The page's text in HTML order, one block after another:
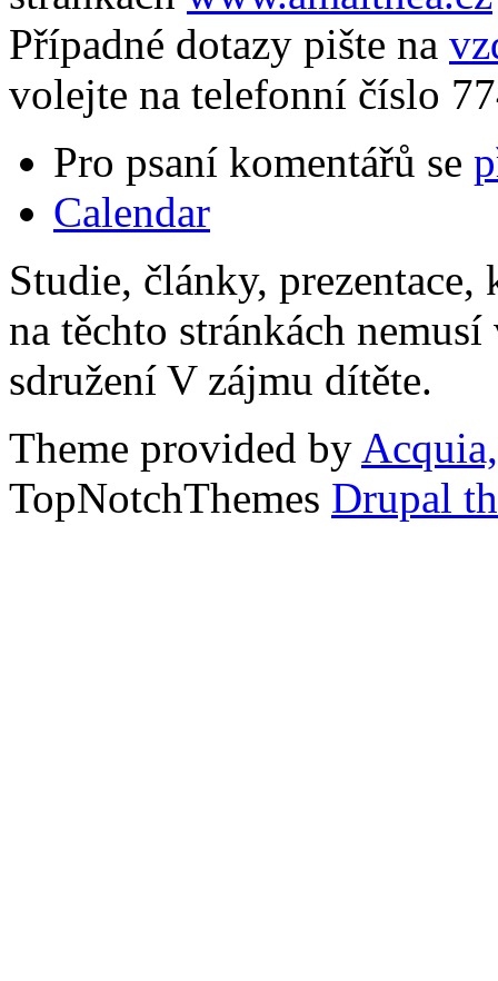
Případné dotazy pište na
volejte na telefonní číslo
Pro psaní komentářů se
Calendar
Studie, články,
na těchto stránkách
sdružení V zájmu dítěte.
Theme provided by
TopNotchThemes Drupal